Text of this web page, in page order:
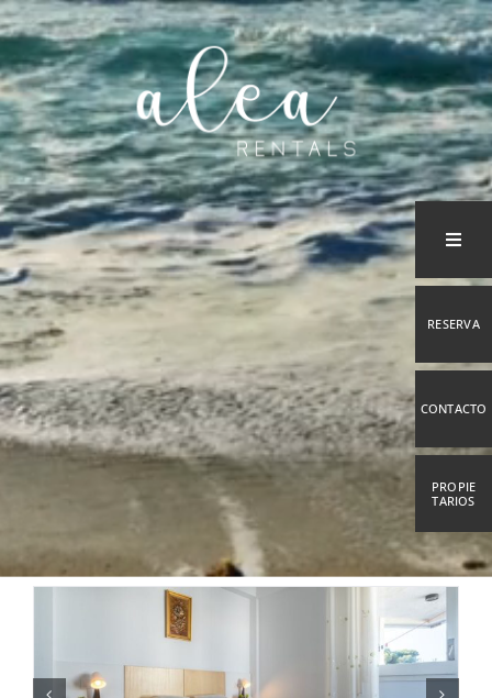
Saltar
al
contenido
RESERVA
CONTACTO
PROPIE
TARIOS